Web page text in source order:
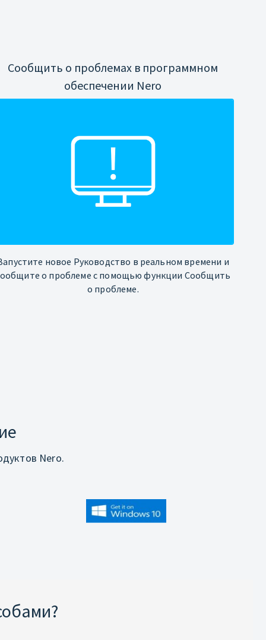
Сообщить о проблемах в программном
обеспечении Nero
новое Руководство в реальном времени и
о проблеме с помощью функции Сообщить
о проблеме.
Nero.